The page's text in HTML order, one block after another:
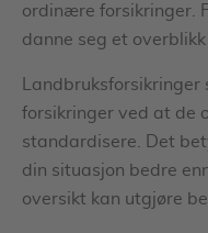
ordinære forsikringer.
danne seg et
forsikringer ved at de
standardisere. Det
din situasjon bedre
oversikt kan utgjøre